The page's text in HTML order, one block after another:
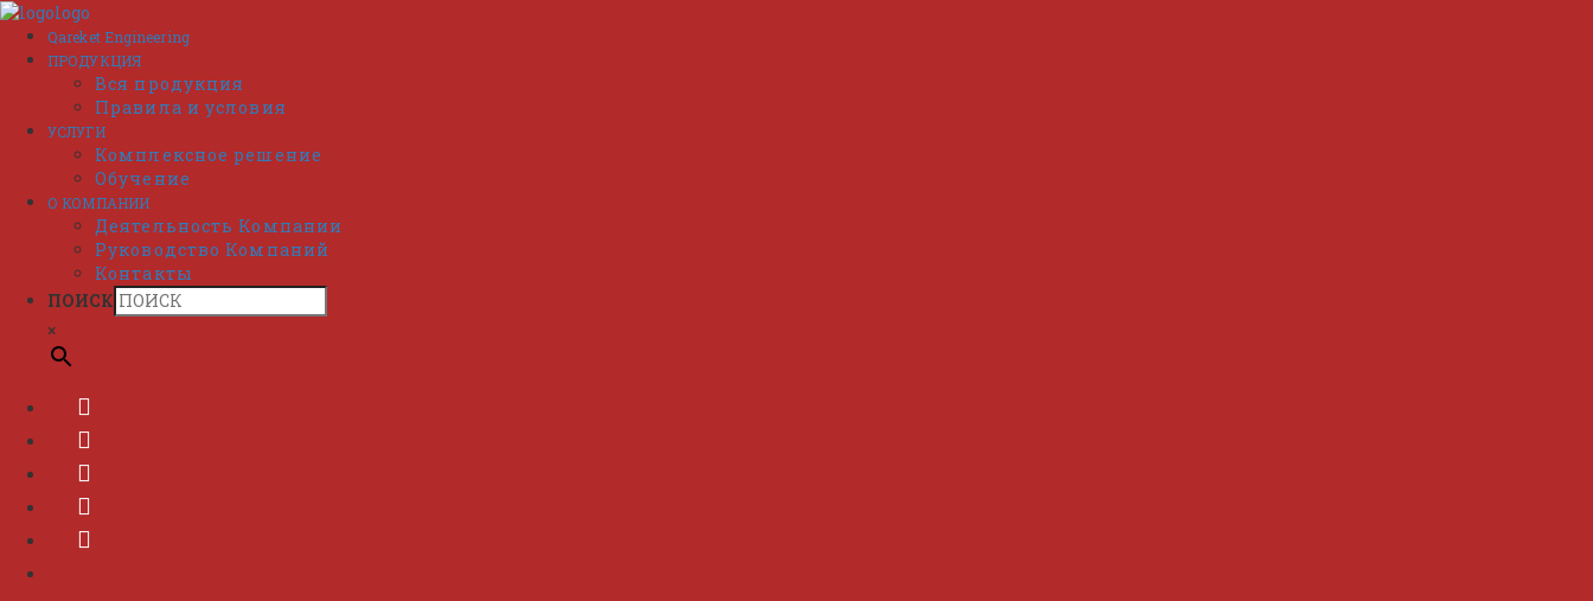
Перейти
содержимому
Qareket Engineering
ПРОДУКЦИЯ
Вся продукция
Правила и условия
УСЛУГИ
Комплексное решение
Обучение
О КОМПАНИИ
Деятельность Компании
Руководство Компаний
Контакты
ПОИСК
×